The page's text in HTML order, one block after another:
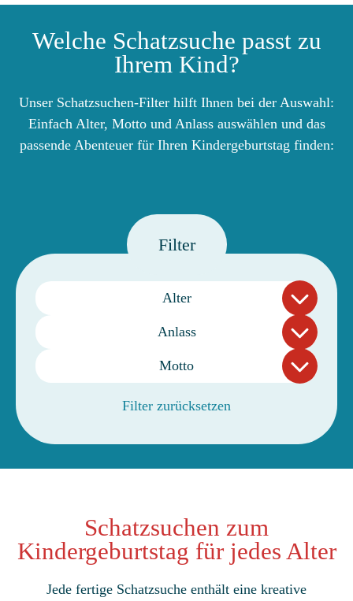
Welche Schatzsuche passt zu
Ihrem Kind?
Unser Schatzsuchen-Filter hilft Ihnen bei der Auswahl:
Einfach Alter, Motto und Anlass auswählen und das
passende Abenteuer für Ihren Kindergeburtstag finden:
Filter
Alter
Anlass
Motto
Filter zurücksetzen
Schatzsuchen zum
Kindergeburtstag für jedes Alter
Jede fertige Schatzsuche enthält eine kreative